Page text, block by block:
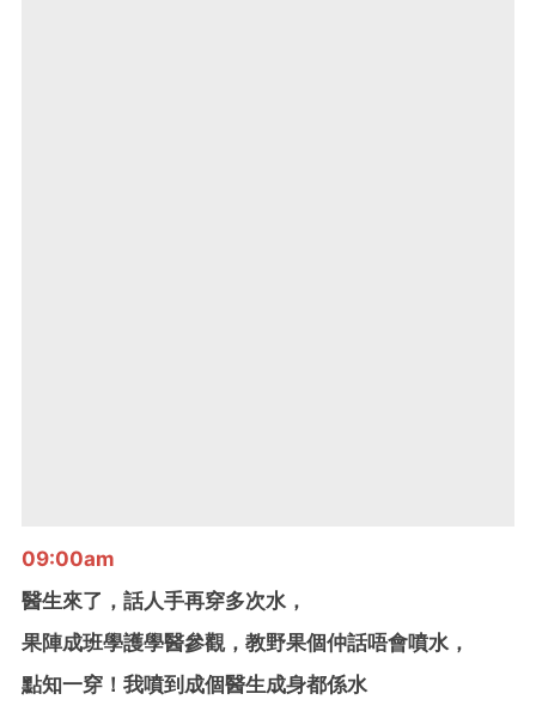
09:00am
醫生來了，話人手再穿多次水，
果陣成班學護學醫參觀，教野果個仲話唔會噴水，
點知一穿！我噴到成個醫生成身都係水